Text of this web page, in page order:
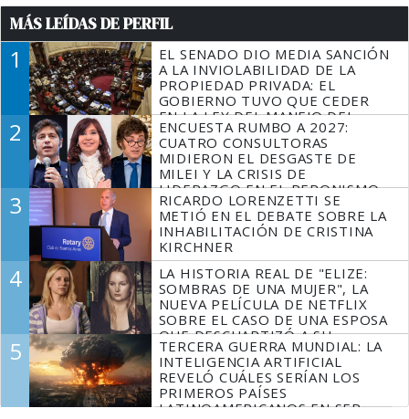
MÁS LEÍDAS DE PERFIL
1
EL SENADO DIO MEDIA SANCIÓN
A LA INVIOLABILIDAD DE LA
PROPIEDAD PRIVADA: EL
GOBIERNO TUVO QUE CEDER
EN LA LEY DEL MANEJO DEL
FUEGO
2
ENCUESTA RUMBO A 2027:
CUATRO CONSULTORAS
MIDIERON EL DESGASTE DE
MILEI Y LA CRISIS DE
LIDERAZGO EN EL PERONISMO
3
RICARDO LORENZETTI SE
METIÓ EN EL DEBATE SOBRE LA
INHABILITACIÓN DE CRISTINA
KIRCHNER
4
LA HISTORIA REAL DE "ELIZE:
SOMBRAS DE UNA MUJER", LA
NUEVA PELÍCULA DE NETFLIX
SOBRE EL CASO DE UNA ESPOSA
QUE DESCUARTIZÓ A SU
MARIDO
5
TERCERA GUERRA MUNDIAL: LA
INTELIGENCIA ARTIFICIAL
REVELÓ CUÁLES SERÍAN LOS
PRIMEROS PAÍSES
LATINOAMERICANOS EN SER